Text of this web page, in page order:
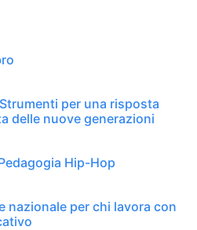
per una risposta
delle nuove generazioni
Hip-Hop
nazionale per chi lavora con